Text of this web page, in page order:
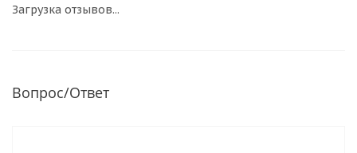
Загрузка отзывов...
Вопрос/Ответ